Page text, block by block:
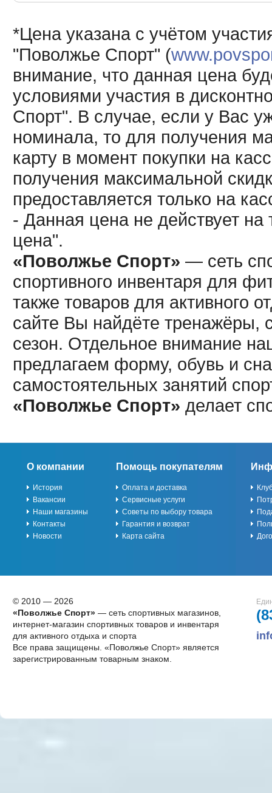
*Цена указана с учётом
"Поволжье Спорт" (
внимание, что данная цена
условиями участия в
Спорт". В случае, если у Вас
номинала, то для получения
карту в момент покупки на
получения максимальной
предоставляется только на
- Данная цена не действует
цена".
«Поволжье Спорт» — сеть
спортивного инвентаря для
также товаров для активного
сайте Вы найдёте тренажёры,
сезон. Отдельное внимание
предлагаем форму, обувь и
самостоятельных занятий
«Поволжье Спорт» делает
О компании
История
Вакансии
Наши магазины
Контакты
Новости
Помощь покупателям
Оплата и доставка
Сервисные услуги
Советы по выбору товара
Гарантия и возврат
Карта сайта
© 2010 — 2026
«Поволжье Спорт»— сеть спортивных магазинов,
интернет-магазин спортивных товаров и инвентаря
для активного отдыха и спорта
Все права защищены. «Поволжье Спорт» является
зарегистрированным товарным знаком.